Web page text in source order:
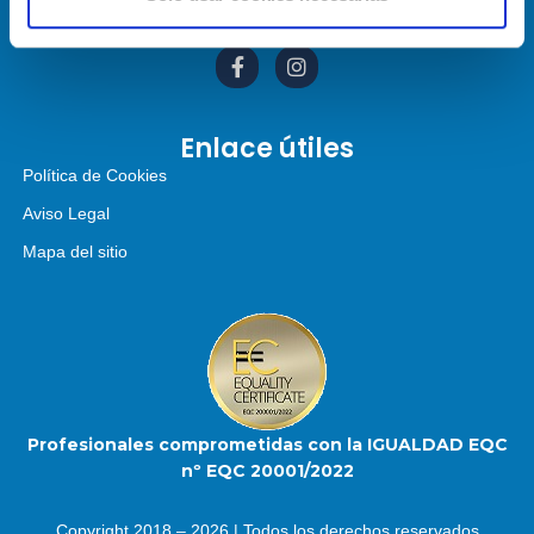
Enlace útiles
Política de Cookies
Aviso Legal
Mapa del sitio
Profesionales comprometidas con la IGUALDAD EQC
nº EQC 20001/2022